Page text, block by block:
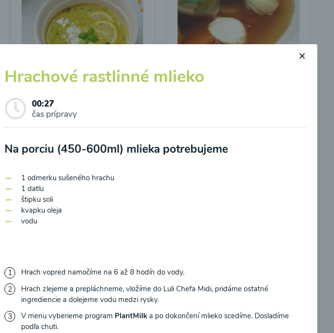
Šošovicovo-kokosová
00:10 Zobraziť
Talianska polievka
00:10 Zobraziť
Zeleninová klasik polievka
00:10
Zeleninová polievka s
Hrachové rastlinné mlieko
00:27
čas prípravy
Na porciu (450-600ml) mlieka potrebujeme
1 odmerku sušeného hrachu
1 datlu
štipku soli
kvapku oleja
vodu
Hrach vopred namočíme na 6 až 8 hodín do vody.
Hrach zlejeme a prepláchneme, vložíme do Luli Chefa Midi, pridáme ostatné
ingrediencie a dolejeme vodu medzi rysky.
V menu vyberieme program PlantMilka po dokončení mlieko scedíme. Dosladíme
podľa chuti.
účely zasielania newsletteru a potvrdzujem, že som si prečítal(a)